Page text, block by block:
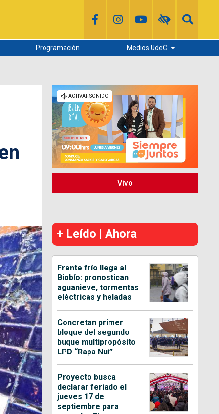
Programación Medios UdeC
Radio UdeC
Noticias UdeC
La Discusión
Vivo
+ Leído | Ahora
Frente frío llega al
Biobío: pronostican
aguanieve, tormentas
eléctricas y heladas
Concretan primer
bloque del segundo
buque multipropósito
LPD “Rapa Nui”
Proyecto busca
declarar feriado el
jueves 17 de
septiembre para